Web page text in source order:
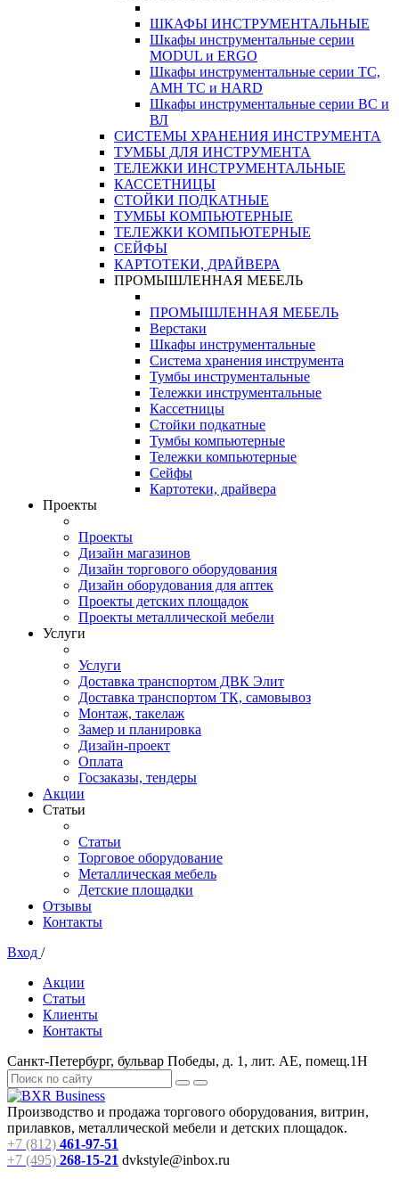
ШКАФЫ ИНСТРУМЕНТАЛЬНЫЕ
Шкафы инструментальные серии
MODUL и ERGO
Шкафы инструментальные серии ТС,
АМН ТС и HARD
Шкафы инструментальные серии ВС и
ВЛ
СИСТЕМЫ ХРАНЕНИЯ ИНСТРУМЕНТА
ТУМБЫ ДЛЯ ИНСТРУМЕНТА
ТЕЛЕЖКИ ИНСТРУМЕНТАЛЬНЫЕ
КАССЕТНИЦЫ
СТОЙКИ ПОДКАТНЫЕ
ТУМБЫ КОМПЬЮТЕРНЫЕ
ТЕЛЕЖКИ КОМПЬЮТЕРНЫЕ
СЕЙФЫ
КАРТОТЕКИ, ДРАЙВЕРА
ПРОМЫШЛЕННАЯ МЕБЕЛЬ
ПРОМЫШЛЕННАЯ МЕБЕЛЬ
Верстаки
Шкафы инструментальные
Система хранения инструмента
Тумбы инструментальные
Тележки инструментальные
Кассетницы
Стойки подкатные
Тумбы компьютерные
Тележки компьютерные
Сейфы
Картотеки, драйвера
Проекты
Проекты
Дизайн магазинов
Дизайн торгового оборудования
Дизайн оборудования для аптек
Проекты детских площадок
Проекты металлической мебели
Услуги
Услуги
Доставка транспортом ДВК Элит
Доставка транспортом ТК, самовывоз
Монтаж, такелаж
Замер и планировка
Дизайн-проект
Оплата
Госзаказы, тендеры
Акции
Статьи
Статьи
Торговое оборудование
Металлическая мебель
Детские площадки
Отзывы
Контакты
Вход /
Акции
Статьи
Клиенты
Контакты
Санкт-Петербург, бульвар Победы, д. 1, лит. АЕ, помещ.1Н
Производство и продажа торгового оборудования, витрин,
прилавков, металлической мебели и детских площадок.
+7 (812) 461-97-51
+7 (495) 268-15-21 dvkstyle@inbox.ru